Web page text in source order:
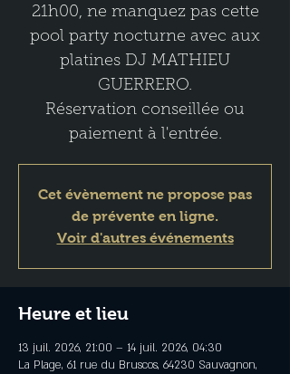
21h00, ne manquez pas cette
pool party nocturne avec aux
platines DJ MATHIEU
GUERRERO.
Réservation conseillée ou
paiement à l'entrée.
Cet évènement ne propose pas
de prévente en ligne.
Voir d'autres événements
Heure et lieu
13 juil. 2026, 21:00 – 14 juil. 2026, 04:30
La Plage, 61 rue du Bruscos, 64230 Sauvagnon,